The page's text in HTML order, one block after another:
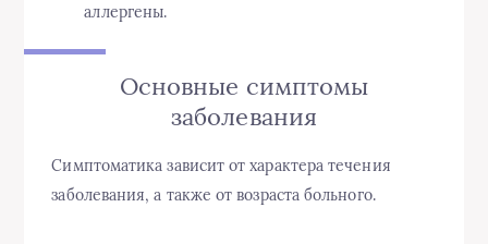
аллергены.
Основные симптомы
заболевания
Симптоматика зависит от характератечения
заболевания, а также от возрастабольного.